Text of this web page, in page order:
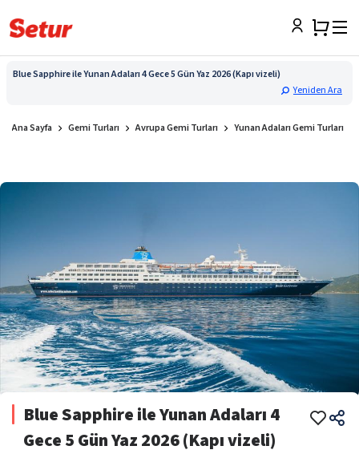
Blue Sapphire ile Yunan Adaları 4 Gece 5 Gün Yaz 2026 (Kapı vizeli)
Yeniden Ara
Ana Sayfa Gemi Turları Avrupa Gemi Turları Yunan Adaları Gemi Turları
Blue Sapphire ile Yunan Adaları 4
Gece 5 Gün Yaz 2026 (Kapı vizeli)